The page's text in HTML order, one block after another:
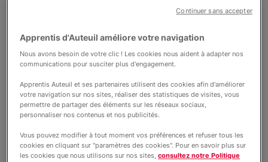
Nos établissements
Nos formations
Apprentis d'Auteuil améliore votre navigation
Nous avons besoin de votre clic ! Les cookies nous aident à adapter nos
communications pour susciter plus d'engagement.
Apprentis Auteuil et ses partenaires utilisent des cookies afin d'améliorer
votre navigation sur nos sites, réaliser des statistiques de visites, vous
permettre de partager des éléments sur les réseaux sociaux,
personnaliser nos contenus et nos publicités.
Vous pouvez modifier à tout moment vos préférences et refuser tous les
cookies en cliquant sur "paramètres des cookies". Pour en savoir plus sur
les cookies que nous utilisons sur nos sites,consultez notre Politique
Continuer sans accepter